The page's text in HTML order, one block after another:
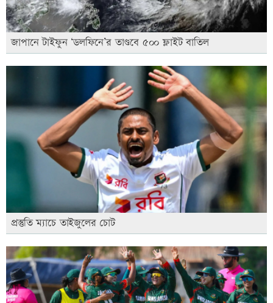
জাপানে টাইফুন ‘ডলফিনে’র তাণ্ডবে ৫০০ ফ্লাইট বাতিল
প্রস্তুতি ম্যাচে তাইজুলের চোট